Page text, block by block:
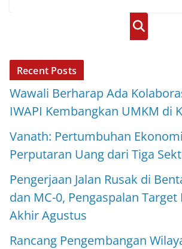
Cari
Recent Posts
Wawali Berharap Ada
IWAPI Kembangkan UMKM di
Vanath: Pertumbuhan
Perputaran Uang dari Tiga
Pengerjaan Jalan Rusak di
dan MC-0, Pengaspalan
Akhir Agustus
Rancang Pengembangan